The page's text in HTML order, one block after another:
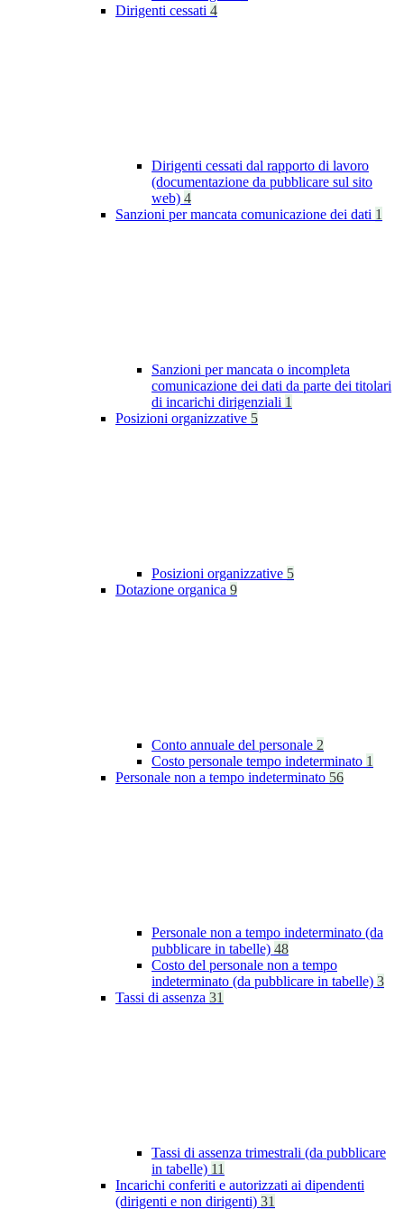
Dirigenti cessati 4
Dirigenti cessati dal rapporto di lavoro
(documentazione da pubblicare sul sito
web) 4
Sanzioni per mancata comunicazione dei dati 1
Sanzioni per mancata o incompleta
comunicazione dei dati da parte dei titolari
di incarichi dirigenziali 1
Posizioni organizzative 5
Posizioni organizzative 5
Dotazione organica 9
Conto annuale del personale 2
Costo personale tempo indeterminato 1
Personale non a tempo indeterminato 56
Personale non a tempo indeterminato (da
pubblicare in tabelle) 48
Costo del personale non a tempo
indeterminato (da pubblicare in tabelle) 3
Tassi di assenza 31
Tassi di assenza trimestrali (da pubblicare
in tabelle) 11
Incarichi conferiti e autorizzati ai dipendenti
(dirigenti e non dirigenti) 31